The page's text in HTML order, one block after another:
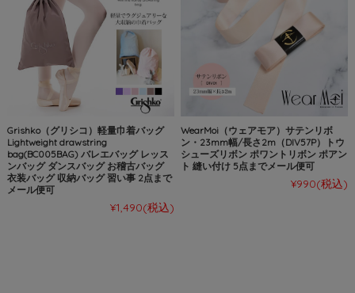
Grishko（グリシコ）軽量巾着バッグ
Lightweight drawstring
bag(BC005BAG) バレエバッグ レッス
ンバッグ ダンスバッグ お稽古バッグ
衣装バッグ 収納バッグ 習い事 2点まで
メール便可
¥1,490(税込)
WearMoi（ウェアモア）サテンリボ
ン・23mm幅/長さ2m（DIV57P）トウ
シューズリボン ポワントリボン ポアン
ト 縫い付け 5点までメール便可
¥990(税込)